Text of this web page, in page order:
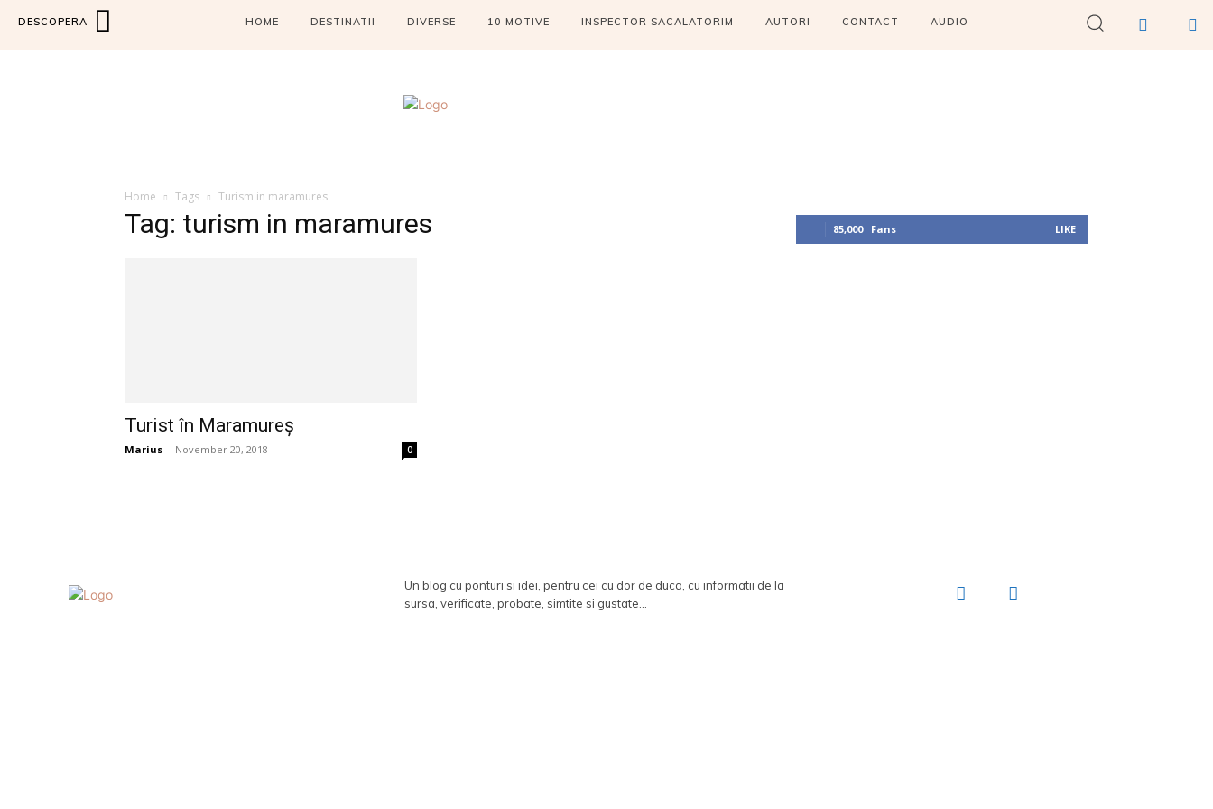
DESCOPERA HOME DESTINATII DIVERSE 10 MOTIVE INSPECTOR SACALATORIM AUTORI CONTACT AUDIO
Home Tags Turism in maramures
Tag: turism in maramures
Turist în Maramureș
Marius - November 20, 2018 0
85,000 Fans LIKE
Un blog cu ponturi si idei, pentru cei cu dor de duca, cu informatii de la
sursa, verificate, probate, simtite si gustate...